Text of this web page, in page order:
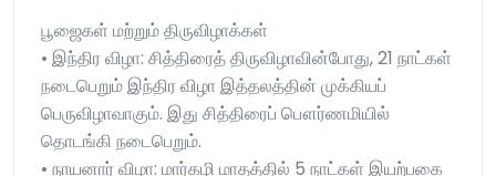
பூஜைகள் மற்றும் திருவிழாக்கள்
• இந்திர விழா: சித்திரைத் திருவிழாவின்போது, 21 நாட்கள்
நடைபெறும் இந்திர விழா இத்தலத்தின் முக்கியப்
பெருவிழாவாகும். இது சித்திரைப் பௌர்ணமியில்
தொடங்கி நடைபெறும்.
• நாயனார் விழா: மார்கழி மாதத்தில் 5 நாட்கள் இயற்பகை